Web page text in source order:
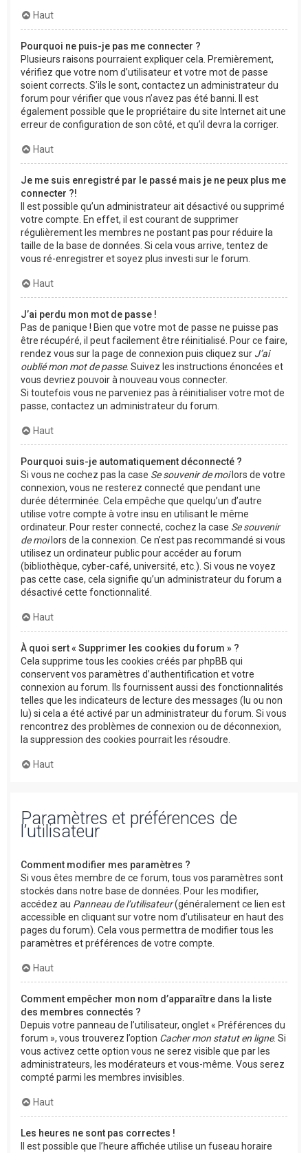
Haut
Pourquoi ne puis-je pas me connecter ?
Plusieurs raisons pourraient expliquer cela. Premièrement,
vérifiez que votre nom d’utilisateur et votre mot de passe
soient corrects. S’ils le sont, contactez un administrateur du
forum pour vérifier que vous n’avez pas été banni. Il est
également possible que le propriétaire du site Internet ait une
erreur de configuration de son côté, et qu’il devra la corriger.
Haut
Je me suis enregistré par le passé mais je ne peux plus me
connecter ?!
Il est possible qu’un administrateur ait désactivé ou supprimé
votre compte. En effet, il est courant de supprimer
régulièrement les membres ne postant pas pour réduire la
taille de la base de données. Si cela vous arrive, tentez de
vous ré-enregistrer et soyez plus investi sur le forum.
Haut
J’ai perdu mon mot de passe !
Pas de panique ! Bien que votre mot de passe ne puisse pas
être récupéré, il peut facilement être réinitialisé. Pour ce faire,
rendez vous sur la page de connexion puis cliquez sur J’ai
oublié mon mot de passe. Suivez les instructions énoncées et
vous devriez pouvoir à nouveau vous connecter.
Si toutefois vous ne parveniez pas à réinitialiser votre mot de
passe, contactez un administrateur du forum.
Haut
Pourquoi suis-je automatiquement déconnecté ?
Si vous ne cochez pas la case Se souvenir de moilors de votre
connexion, vous ne resterez connecté que pendant une
durée déterminée. Cela empêche que quelqu’un d’autre
utilise votre compte à votre insu en utilisant le même
ordinateur. Pour rester connecté, cochez la case Se souvenir
de moilors de la connexion. Ce n’est pas recommandé si vous
utilisez un ordinateur public pour accéder au forum
(bibliothèque, cyber-café, université, etc.). Si vous ne voyez
pas cette case, cela signifie qu’un administrateur du forum a
désactivé cette fonctionnalité.
Haut
À quoi sert « Supprimer les cookies du forum » ?
Cela supprime tous les cookies créés par phpBB qui
conservent vos paramètres d’authentification et votre
connexion au forum. Ils fournissent aussi des fonctionnalités
telles que les indicateurs de lecture des messages (lu ou non
lu) si cela a été activé par un administrateur du forum. Si vous
rencontrez des problèmes de connexion ou de déconnexion,
la suppression des cookies pourrait les résoudre.
Haut
Paramètres et préférences de
l’utilisateur
Comment modifier mes paramètres ?
Si vous êtes membre de ce forum, tous vos paramètres sont
stockés dans notre base de données. Pour les modifier,
accédez au Panneau de l’utilisateur(généralement ce lien est
accessible en cliquant sur votre nom d’utilisateur en haut des
pages du forum). Cela vous permettra de modifier tous les
paramètres et préférences de votre compte.
Haut
Comment empêcher mon nom d’apparaître dans la liste
des membres connectés ?
Depuis votre panneau de l’utilisateur, onglet « Préférences du
forum », vous trouverez l’option Cacher mon statut en ligne. Si
vous activez cette option vous ne serez visible que par les
administrateurs, les modérateurs et vous-même. Vous serez
compté parmi les membres invisibles.
Haut
Les heures ne sont pas correctes !
Il est possible que l’heure affichée utilise un fuseau horaire